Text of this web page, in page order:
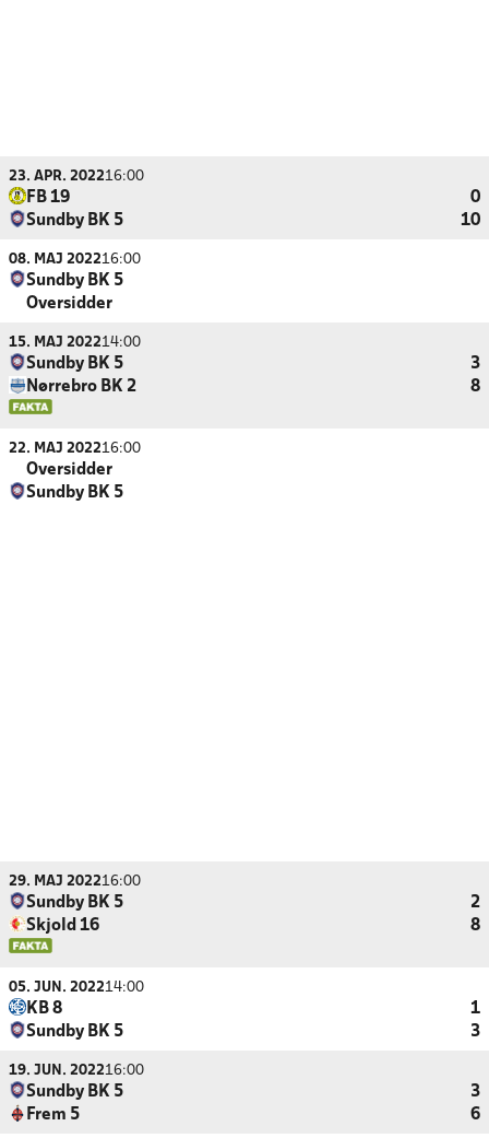
23. APR. 202216:00
FB 19
0
Sundby BK 5
10
08. MAJ 202216:00
Sundby BK 5
Oversidder
15. MAJ 202214:00
Sundby BK 5
3
Nørrebro BK 2
8
22. MAJ 202216:00
Oversidder
Sundby BK 5
29. MAJ 202216:00
Sundby BK 5
2
Skjold 16
8
05. JUN. 202214:00
KB 8
1
Sundby BK 5
3
19. JUN. 202216:00
Sundby BK 5
3
Frem 5
6